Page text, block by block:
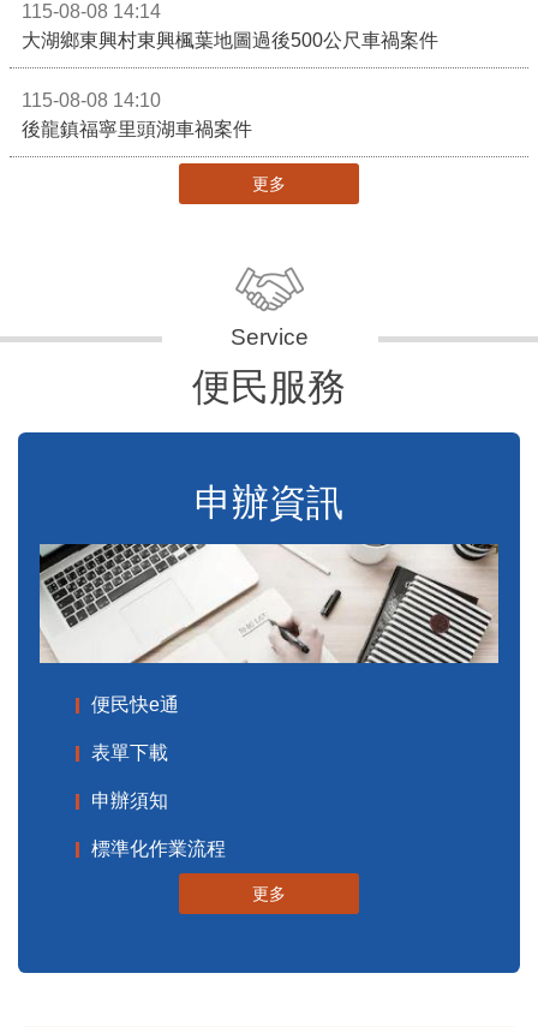
115-08-08 14:14
大湖鄉東興村東興楓葉地圖過後500公尺車禍案件
115-08-08 14:10
後龍鎮福寧里頭湖車禍案件
更多
便民服務
申辦資訊
便民快e通
表單下載
申辦須知
標準化作業流程
更多